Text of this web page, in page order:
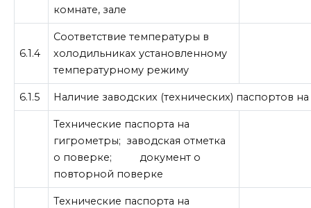
комнате, зале
6.1.4
Соответствие температуры в
холодильниках установленному
температурному режиму
6.1.5 Наличие заводских (технических) паспортов
Технические паспорта на
гигрометры; заводская отметка
о поверке; документ о
повторной поверке
Технические паспорта на